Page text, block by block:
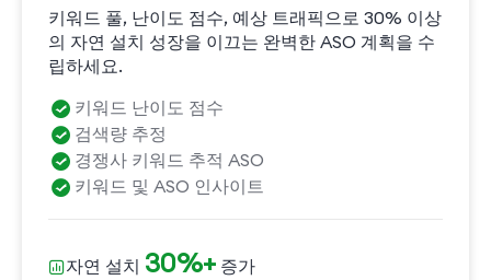
키워드 풀, 난이도 점수, 예상 트래픽으로 30% 이상
의 자연 설치 성장을 이끄는 완벽한 ASO 계획을 수
립하세요.
키워드 난이도 점수
검색량 추정
경쟁사 키워드 추적 ASO
키워드 및 ASO 인사이트
자연 설치 30%+ 증가